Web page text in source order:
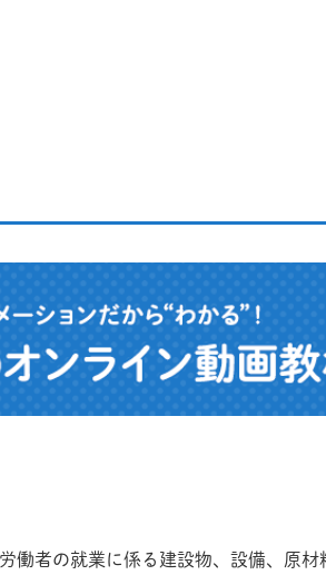
働者の就業に係る建設物、設備、原